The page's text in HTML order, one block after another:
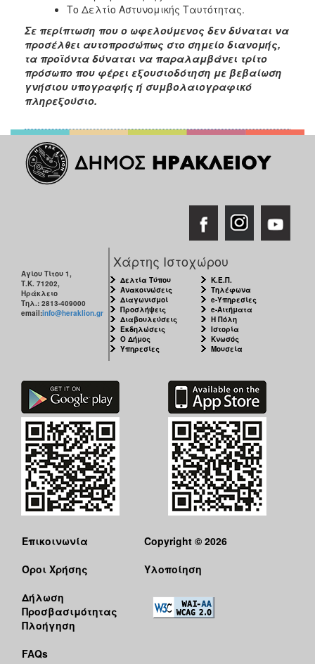
ΕΠΙΚΑΙΡΟΤΗΤΑ
ΕΠΙΣΚΕΠΤΗΣ
ΗΡΑΚΛΕΙΟ
Το Δελτίο Αστυνομικής Ταυτότητας.
Σε περίπτωση που ο ωφελούμενος δεν δύναται να
προσέλθει αυτοπροσώπως στο σημείο διανομής,
τα προϊόντα δύναται να παραλαμβάνει τρίτο
πρόσωπο που φέρει εξουσιοδότηση με βεβαίωση
γνήσιου υπογραφής ή συμβολαιογραφικό
πληρεξούσιο.
Αγίου Τίτου 1,
Τ.Κ. 71202,
Ηράκλειο
Τηλ.: 2813-409000
email:info@heraklion.gr
Χάρτης Ιστοχώρου
Δελτία Τύπου
Ανακοινώσεις
Διαγωνισμοί
Προσλήψεις
Διαβουλεύσεις
Εκδηλώσεις
Ο Δήμος
Υπηρεσίες
Κ.Ε.Π.
Τηλέφωνα
e-Υπηρεσίες
e-Αιτήματα
Η Πόλη
Ιστορία
Κνωσός
Μουσεία
Επικοινωνία
Όροι Χρήσης
Δήλωση
Προσβασιμότητας
Πλοήγηση
FAQs
Copyright © 2026
Υλοποίηση